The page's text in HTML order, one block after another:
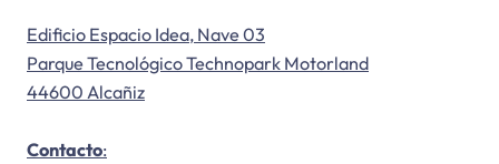
Edificio Espacio Idea, Nave 03
Parque Tecnológico Technopark Motorland
44600 Alcañiz
Contacto: